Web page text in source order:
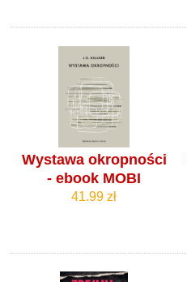
Wystawa okropności
- ebook MOBI
41.99 zł